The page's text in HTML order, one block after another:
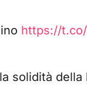
https://t.co/
solidità della